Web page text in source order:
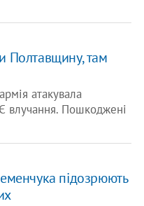
Полтавщину, там
атакувала
влучання. Пошкоджені
підозрюють